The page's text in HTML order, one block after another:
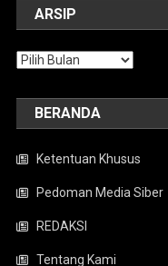
ARSIP
Arsip
BERANDA
Ketentuan Khusus
Pedoman Media Siber
REDAKSI
Tentang Kami